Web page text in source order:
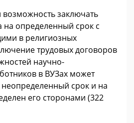
заключать
на определенный срок с
в религиозных
трудовых договоров
научно-
в ВУЗах может
неопределенный срок и на
его сторонами (322